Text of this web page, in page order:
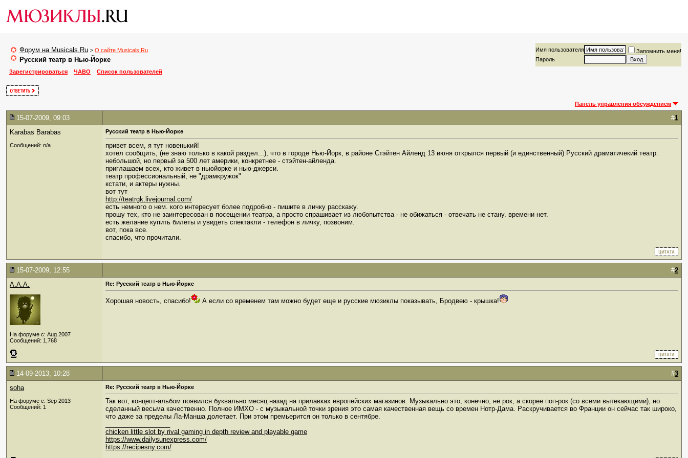
Форум на Musicals.Ru > О сайте Musicals.Ru
Русский театр в Нью-Йорке
Имя пользователя
Запомнить меня!
Пароль
Зарегистрироваться
ЧАВО Список пользователей
Панель управления обсуждением
15-07-2009, 09:03 #1
Karabas Barabas
Сообщений: n/a
Русский театр в Нью-Йорке
привет всем, я тут новенький!
хотел сообщить, (не знаю только в какой раздел...), что в городе Нью-Йорк, в районе Стэйтен Айленд 13 июня открылся первый (и единственный) Русский драматичекий театр.
небольшой, но первый за 500 лет америки, конкретнее - стэйтен-айленда.
приглашаем всех, кто живет в ньюйорке и нью-джерси.
театр профессиональный, не "драмкружок"
кстати, и актеры нужны.
вот тут
http://teatrgk.livejournal.com/
есть немного о нем. кого интересует более подробно - пишите в личку расскажу.
прошу тех, кто не заинтересован в посещении театра, а просто спрашивает из любопытства - не обижаться - отвечать не стану. времени нет.
есть желание купить билеты и увидеть спектакли - телефон в личку, позвоним.
вот, пока все.
спасибо, что прочитали.
15-07-2009, 12:55 #2
A.A.A.
На форуме с: Aug 2007
Сообщений: 1,768
Re: Русский театр в Нью-Йорке
Хорошая новость, спасибо! А если со временем там можно будет еще и русские мюзиклы показывать, Бродвею - крышка!
14-09-2013, 10:28 #3
soha
На форуме с: Sep 2013
Сообщений: 1
Re: Русский театр в Нью-Йорке
Так вот, концепт-альбом появился буквально месяц назад на прилавках европейских магазинов. Музыкально это, конечно, не рок, а скорее поп-рок (со всеми вытекающими), но
сделанный весьма качественно. Полное ИМХО - с музыкальной точки зрения это самая качественная вещь со времен Нотр-Дама. Раскручивается во Франции он сейчас так широко,
что даже за пределы Ла-Манша долетает. При этом премьерится он только в сентябре.
chicken little slot by rival gaming in depth review and playable game
https://www.dailysunexpress.com/
https://recipesny.com/